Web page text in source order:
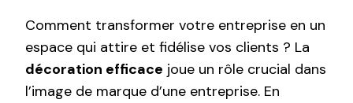
Comment transformer votre entreprise en un
espace qui attire et fidélise vos clients ? La
décoration efficace joue un rôle crucial dans
l’image de marque d’une entreprise. En